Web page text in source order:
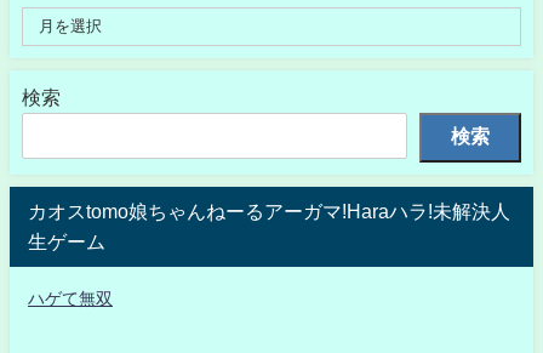
検索
検索
カオスtomo娘ちゃんねーるアーガマ!Haraハラ!未解決人
生ゲーム
ハゲて無双